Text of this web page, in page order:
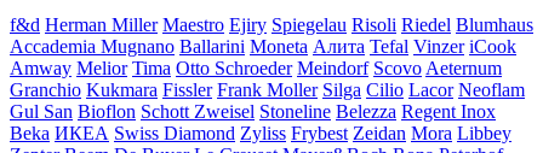
f&d Herman Miller Maestro Ejiry Spiegelau Risoli Riedel Blumhaus
Accademia Mugnano Ballarini Moneta Алита Tefal Vinzer iCook
Amway Melior Tima Otto Schroeder Meindorf Scovo Aeternum
Granchio Kukmara Fissler Frank Moller Silga Cilio Lacor Neoflam
Gul San Bioflon Schott Zweisel Stoneline Belezza Regent Inox
Beka ИКЕА Swiss Diamond Zyliss Frybest Zeidan Mora Libbey